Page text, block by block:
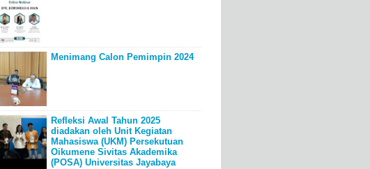
Menimang Calon Pemimpin 2024
Refleksi Awal Tahun 2025
diadakan oleh Unit Kegiatan
Mahasiswa (UKM) Persekutuan
Oikumene Sivitas Akademika
(POSA) Universitas Jayabaya